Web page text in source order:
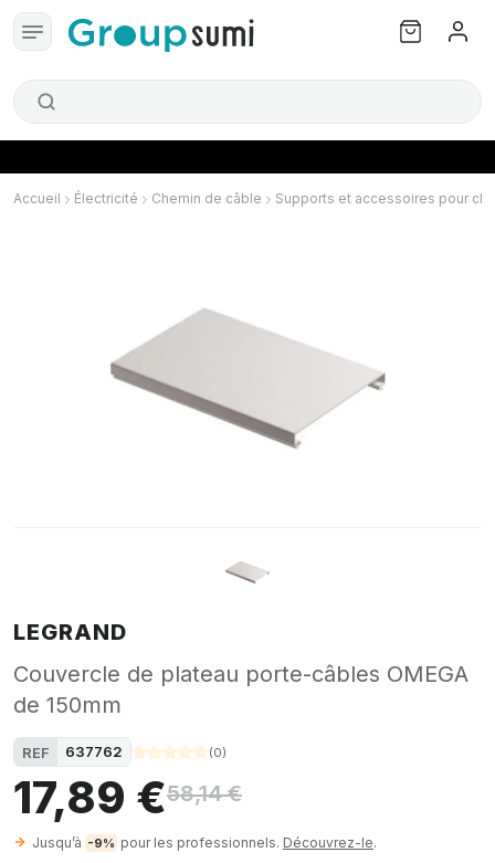
Accueil Électricité Chemin de câble Supports et accessoires pour
LEGRAND
Couvercle de plateau porte-câbles OMEGA
de 150mm
REF 637762 (0)
17,89 €58,14 €
Jusqu’à -9% pour les professionnels. Découvrez-le.